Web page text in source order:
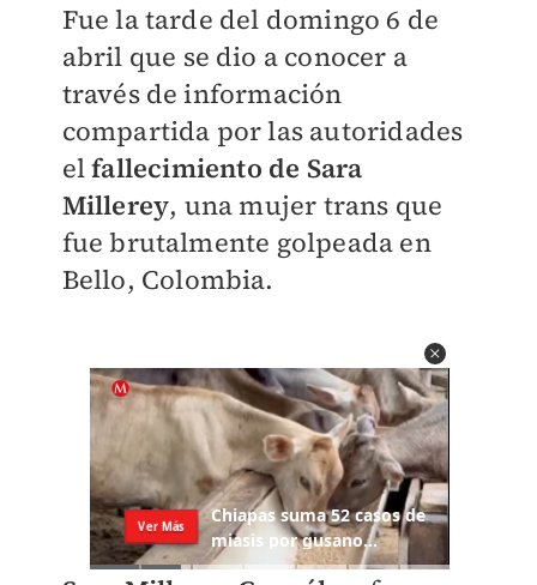
Fue la tarde del domingo 6 de
abril que se dio a conocer a
través de información
compartida por las autoridades
elfallecimiento de Sara
Millerey, una mujer trans que
fue brutalmente golpeada en
Bello, Colombia.